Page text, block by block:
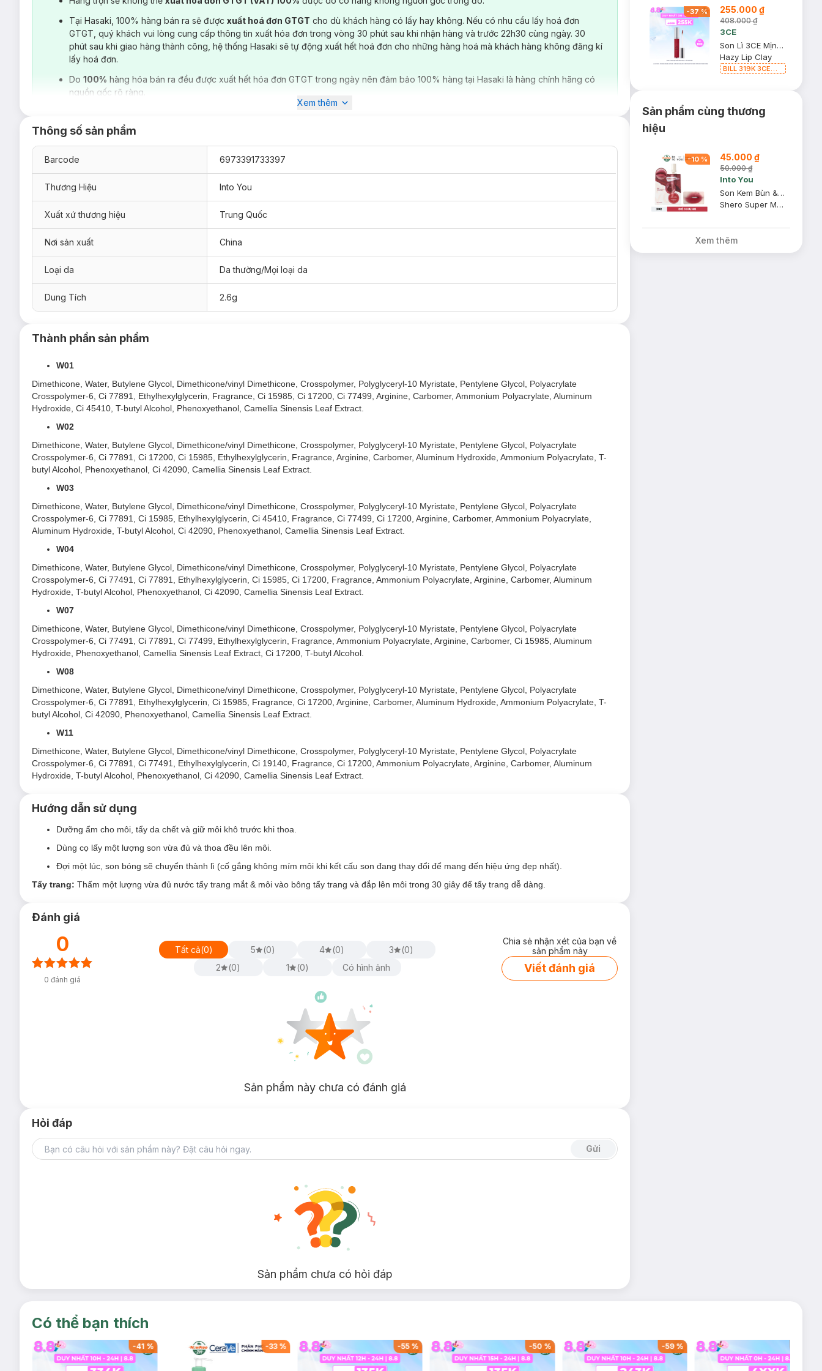
W02
W08
W11
Chất son mềm mịn, nhẹ môi, bám màu bền suốt nhiều giờ liền mà không lo lem trôi khi ăn uống.
Công thức giàu dưỡng ẩm từbơ hạt mỡvàvitamin Egiúp nuôi dưỡng đôi môi luôn căng mọng, mịn màng, hạn chế khô nứt.
Khả năng giữ màu từ 6 tiếng đồng hồ, công thức chống nhòe không bong tróc đảm bảo mang lại cảm giác thoải mái, không gây ra cảm giác khô
môi.
Thiết kế sang trọng, nhỏ gọn, dễ dàng mang theo, kết hợp chất son nhung tạo hiệu ứng tan viền tự nhiên, giúp màu lên chuẩn và rực rỡ.
ngày.
Nơi khô ráo, thoáng mát, tránh ánh nắng trực tiếp.
Đậy nắp kín sau khi sử dụng.
Lưu ý để sản phẩm tránh xa tầm tay trẻ em.
Tại Hasaki, 100% hàng bán ra sẽ được xuất hoá đơn GTGT cho dù khách hàng có lấy hay không. Nếu có nhu cầu lấy hoá đơn
GTGT, quý khách vui lòng cung cấp thông tin xuất hóa đơn trong vòng 30 phút sau khi nhận hàng và trước 22h30 cùng ngày. 30
phút sau khi giao hàng thành công, hệ thống Hasaki sẽ tự động xuất hết hoá đơn cho những hàng hoá mà khách hàng không đăng kí
lấy hoá đơn.
Do 100% hàng hóa bán ra đều được xuất hết hóa đơn GTGT trong ngày nên đảm bảo 100% hàng tại Hasaki là hàng chính hãng có
nguồn gốc rõ ràng.
Xem thêm
Thông số sản phẩm
Barcode 6973391733397
Thương Hiệu Into You
Xuất xứ thương hiệu Trung Quốc
Nơi sản xuất China
Loại da Da thường/Mọi loại da
Dung Tích 2.6g
Thành phần sản phẩm
W01
Dimethicone, Water, Butylene Glycol, Dimethicone/vinyl Dimethicone, Crosspolymer, Polyglyceryl-10 Myristate, Pentylene Glycol, Polyacrylate
Crosspolymer-6, Ci 77891, Ethylhexylglycerin, Fragrance, Ci 15985, Ci 17200, Ci 77499, Arginine, Carbomer, Ammonium Polyacrylate, Aluminum
Hydroxide, Ci 45410, T-butyl Alcohol, Phenoxyethanol, Camellia Sinensis Leaf Extract.
W02
Dimethicone, Water, Butylene Glycol, Dimethicone/vinyl Dimethicone, Crosspolymer, Polyglyceryl-10 Myristate, Pentylene Glycol, Polyacrylate
Crosspolymer-6, Ci 77891, Ci 17200, Ci 15985, Ethylhexylglycerin, Fragrance, Arginine, Carbomer, Aluminum Hydroxide, Ammonium Polyacrylate, T-
butyl Alcohol, Phenoxyethanol, Ci 42090, Camellia Sinensis Leaf Extract.
W03
Dimethicone, Water, Butylene Glycol, Dimethicone/vinyl Dimethicone, Crosspolymer, Polyglyceryl-10 Myristate, Pentylene Glycol, Polyacrylate
Crosspolymer-6, Ci 77891, Ci 15985, Ethylhexylglycerin, Ci 45410, Fragrance, Ci 77499, Ci 17200, Arginine, Carbomer, Ammonium Polyacrylate,
Aluminum Hydroxide, T-butyl Alcohol, Ci 42090, Phenoxyethanol, Camellia Sinensis Leaf Extract.
W04
Dimethicone, Water, Butylene Glycol, Dimethicone/vinyl Dimethicone, Crosspolymer, Polyglyceryl-10 Myristate, Pentylene Glycol, Polyacrylate
Crosspolymer-6, Ci 77491, Ci 77891, Ethylhexylglycerin, Ci 15985, Ci 17200, Fragrance, Ammonium Polyacrylate, Arginine, Carbomer, Aluminum
Hydroxide, T-butyl Alcohol, Phenoxyethanol, Ci 42090, Camellia Sinensis Leaf Extract.
W07
Dimethicone, Water, Butylene Glycol, Dimethicone/vinyl Dimethicone, Crosspolymer, Polyglyceryl-10 Myristate, Pentylene Glycol, Polyacrylate
Crosspolymer-6, Ci 77491, Ci 77891, Ci 77499, Ethylhexylglycerin, Fragrance, Ammonium Polyacrylate, Arginine, Carbomer, Ci 15985, Aluminum
Hydroxide, Phenoxyethanol, Camellia Sinensis Leaf Extract, Ci 17200, T-butyl Alcohol.
W08
Dimethicone, Water, Butylene Glycol, Dimethicone/vinyl Dimethicone, Crosspolymer, Polyglyceryl-10 Myristate, Pentylene Glycol, Polyacrylate
Crosspolymer-6, Ci 77891, Ethylhexylglycerin, Ci 15985, Fragrance, Ci 17200, Arginine, Carbomer, Aluminum Hydroxide, Ammonium Polyacrylate, T-
butyl Alcohol, Ci 42090, Phenoxyethanol, Camellia Sinensis Leaf Extract.
W11
Dimethicone, Water, Butylene Glycol, Dimethicone/vinyl Dimethicone, Crosspolymer, Polyglyceryl-10 Myristate, Pentylene Glycol, Polyacrylate
Crosspolymer-6, Ci 77891, Ci 77491, Ethylhexylglycerin, Ci 19140, Fragrance, Ci 17200, Ammonium Polyacrylate, Arginine, Carbomer, Aluminum
Hydroxide, T-butyl Alcohol, Phenoxyethanol, Ci 42090, Camellia Sinensis Leaf Extract.
Hướng dẫn sử dụng
Dưỡng ẩm cho môi, tẩy da chết và giữ môi khô trước khi thoa.
Dùng cọ lấy một lượng son vừa đủ và thoa đều lên môi.
Đợi một lúc, son bóng sẽ chuyển thành lì (cố gắng không mím môi khi kết cấu son đang thay đổi để mang đến hiệu ứng đẹp nhất).
Tẩy trang: Thấm một lượng vừa đủ nước tẩy trang mắt & môi vào bông tẩy trang và đắp lên môi trong 30 giây để tẩy trang dễ dàng.
Đánh giá
0
0 đánh giá
Tất cả(0) 5 (0) 4 (0) 3 (0)
2
(0) 1 (0) Có hình ảnh
Chia sẻ nhận xét của bạn về
sản phẩm này
Viết đánh giá
Sản phẩm này chưa có đánh giá
Hỏi đáp
Gửi
Sản phẩm chưa có hỏi đáp
-37 % 255.000 ₫
408.000 ₫
3CE
Son Lì 3CE Mịn Môi Whip Red - Đỏ Mận 4g
Hazy Lip Clay
BILL 319K 3CE
1.5g (SL có hạn)
Sản phẩm cùng thương
hiệu
-10 % 45.000 ₫
50.000 ₫
Into You
Son Kem Bùn & Má Hồng Into You - 302 Đỏ Nhung Túi 1g
Shero Super Matte Lip & Cheek Mud
Xem thêm
Có thể bạn thích
-41 % -33% -55% -50 % -59%